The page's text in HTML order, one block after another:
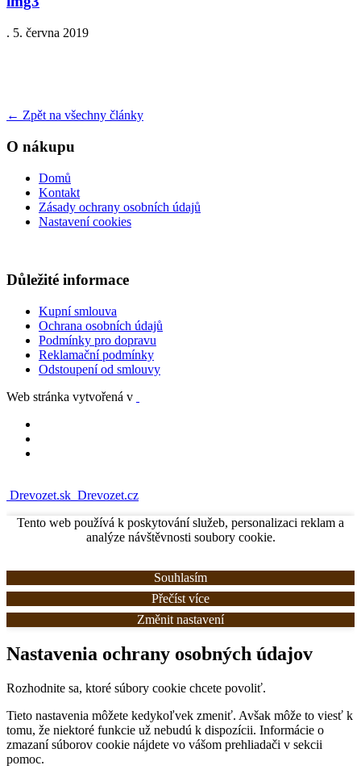
. 5. června 2019
← Zpět na všechny články
O nákupu
Domů
Kontakt
Zásady ochrany osobních údajů
Nastavení cookies
Důležité informace
Kupní smlouva
Ochrana osobních údajů
Podmínky pro dopravu
Reklamační podmínky
Odstoupení od smlouvy
Web stránka vytvořená v
Drevozet.sk Drevozet.cz
Tento web používá k poskytování služeb, personalizaci reklam a
analýze návštěvnosti soubory cookie.
Souhlasím
Přečíst více
Změnit nastavení
Nastavenia ochrany osobných údajov
Rozhodnite sa, ktoré súbory cookie chcete povoliť.
Tieto nastavenia môžete kedykoľvek zmeniť. Avšak môže to viesť k
tomu, že niektoré funkcie už nebudú k dispozícii. Informácie o
zmazaní súborov cookie nájdete vo vášom prehliadači v sekcii
pomoc.